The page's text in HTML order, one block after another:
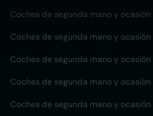
Coches de segunda mano y ocasión
Coches de segunda mano y ocasión
Coches de segunda mano y ocasión
Coches de segunda mano y ocasión
Coches de segunda mano y ocasión